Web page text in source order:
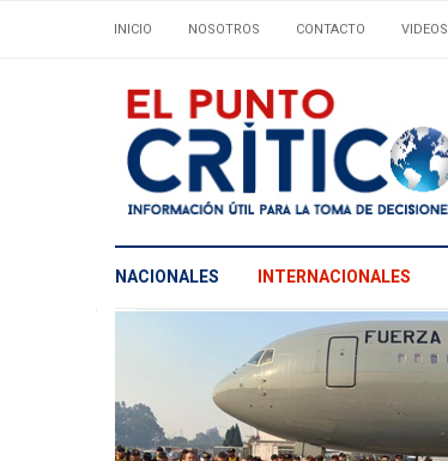
INICIO NOSOTROS CONTACTO VIDEOS
NACIONALES INTERNACIONALES